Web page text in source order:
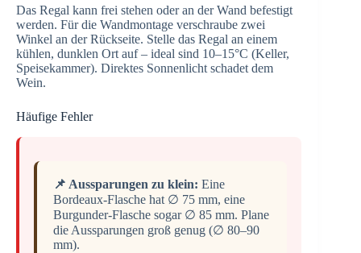
Das Regal kann frei stehen oder an der Wand befestigt
werden. Für die Wandmontage verschraube zwei
Winkel an der Rückseite. Stelle das Regal an einem
kühlen, dunklen Ort auf – ideal sind 10–15°C (Keller,
Speisekammer). Direktes Sonnenlicht schadet dem
Wein.
Häufige Fehler
📌 Aussparungen zu klein: Eine
Bordeaux-Flasche hat ∅ 75 mm, eine
Burgunder-Flasche sogar ∅ 85 mm. Plane
die Aussparungen groß genug (∅ 80–90
mm).